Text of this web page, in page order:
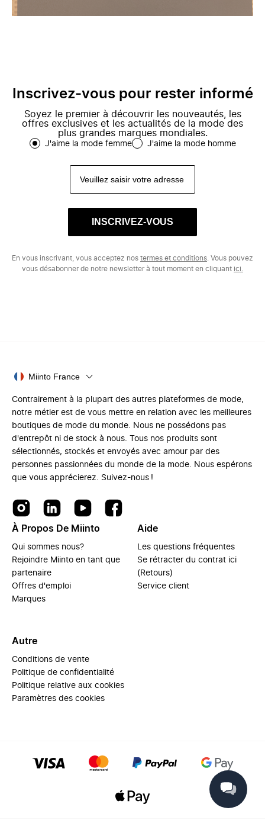
Inscrivez-vous pour rester informé
Soyez le premier à découvrir les nouveautés, les
offres exclusives et les actualités de la mode des
plus grandes marques mondiales.
J'aime la mode femme J'aime la mode homme
INSCRIVEZ-VOUS
En vous inscrivant, vous acceptez nos termes et conditions . Vous pouvez
vous désabonner de notre newsletter à tout moment en cliquant ici.
Miinto France
Contrairement à la plupart des autres plateformes de mode,
notre métier est de vous mettre en relation avec les meilleures
boutiques de mode du monde. Nous ne possédons pas
d'entrepôt ni de stock à nous. Tous nos produits sont
sélectionnés, stockés et envoyés avec amour par des
personnes passionnées du monde de la mode. Nous espérons
que vous apprécierez. Suivez-nous !
À Propos De Miinto
Qui sommes nous?
Rejoindre Miinto en tant que
partenaire
Offres d'emploi
Marques
Aide
Les questions fréquentes
Se rétracter du contrat ici
(Retours)
Service client
Autre
Conditions de vente
Politique de confidentialité
Politique relative aux cookies
Paramètres des cookies